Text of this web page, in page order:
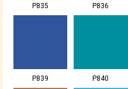
P835 P836
P839 P840